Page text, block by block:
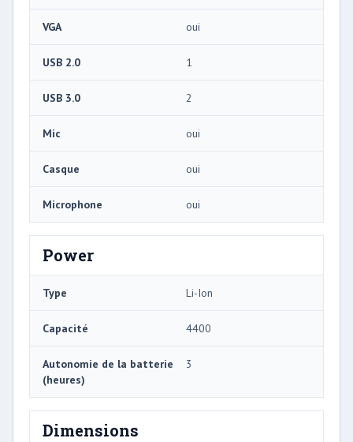
VGA oui
USB 2.0 1
USB 3.0 2
Mic oui
Casque oui
Microphone oui
Power
Type Li-Ion
Capacité 4400
Autonomie de la batterie
(heures)
3
Dimensions